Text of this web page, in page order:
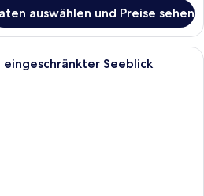
auswählen und Preise sehen
Standard-Doppelzimmer,
Seeblick